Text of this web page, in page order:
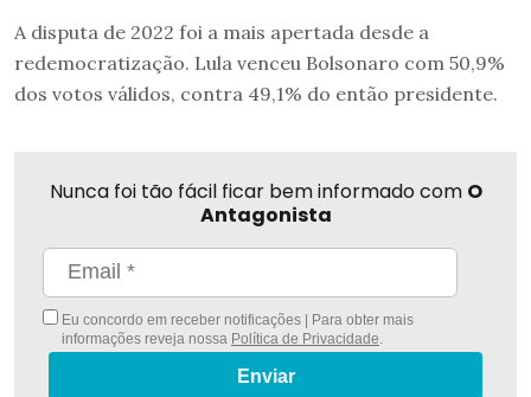
A disputa de 2022 foi a mais apertada desde a
redemocratização. Lula venceu Bolsonaro com 50,9%
dos votos válidos, contra 49,1% do então presidente.
Nunca foi tão fácil ficar bem informado com O
Antagonista
Eu concordo em receber notificações | Para obter mais
informações reveja nossa Política de Privacidade
Enviar